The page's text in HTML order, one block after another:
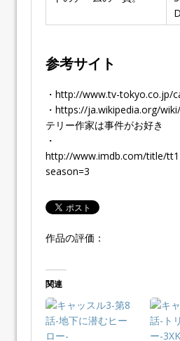
参考サイト
・http://www.tv-tokyo.co.jp/
・https://ja.wikipedia.org/
テリー作家は事件がお好き
・
http://www.imdb.com/title/
season=3
作品の評価：
関連